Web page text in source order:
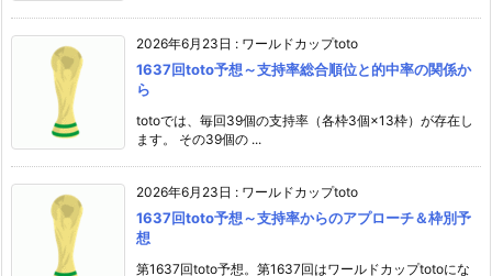
2026年6月23日 : ワールドカップtoto
1637回toto予想～支持率総合順位と的中率の関係か
ら
totoでは、毎回39個の支持率（各枠3個×13枠）が存在し
ます。 その39個の ...
2026年6月23日 : ワールドカップtoto
1637回toto予想～支持率からのアプローチ＆枠別予
想
第1637回toto予想。第1637回はワールドカップtotoにな